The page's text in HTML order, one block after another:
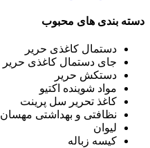
دسته بندی های محبوب
دستمال کاغذی حریر
جای دستمال کاغذی حریر
دستکش حریر
مواد شوینده اکتیو
کاغذ تحریر سل پرینت
نظافتی و بهداشتی مهسان
لیوان
کیسه زباله